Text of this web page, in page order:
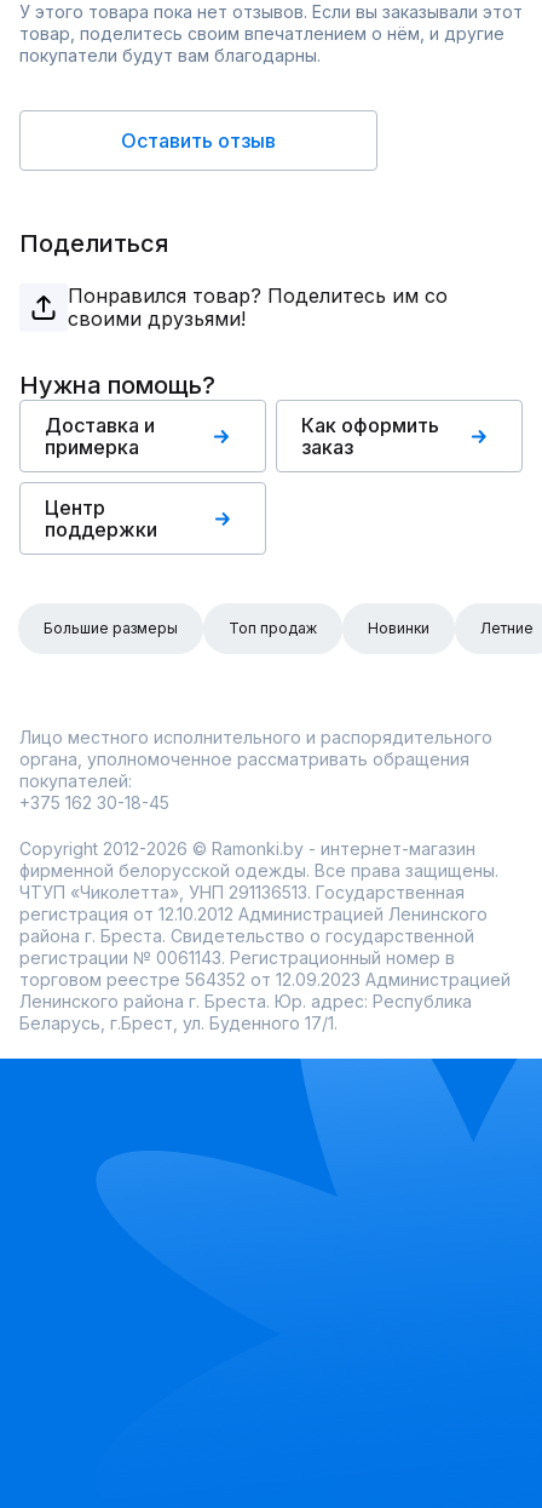
У этого товара пока нет отзывов. Если вы заказывали этот
товар, поделитесь своим впечатлением о нём, и другие
покупатели будут вам благодарны.
Оставить отзыв
Поделиться
Понравился товар? Поделитесь им со
своими друзьями!
Нужна помощь?
Доставка и
примерка
Как оформить
заказ
Центр
поддержки
Большие размеры Топ продаж Новинки Летние
Лицо местного исполнительного и распорядительного
органа, уполномоченное рассматривать обращения
покупателей:
+375 162 30-18-45
Copyright 2012-2026 © Ramonki.by - интернет-магазин
фирменной белорусской одежды. Все права защищены.
ЧТУП «Чиколетта», УНП 291136513. Государственная
регистрация от 12.10.2012 Администрацией Ленинского
района г. Бреста. Свидетельство о государственной
регистрации № 0061143. Регистрационный номер в
торговом реестре 564352 от 12.09.2023 Администрацией
Ленинского района г. Бреста. Юр. адрес: Республика
Беларусь, г.Брест, ул. Буденного 17/1.